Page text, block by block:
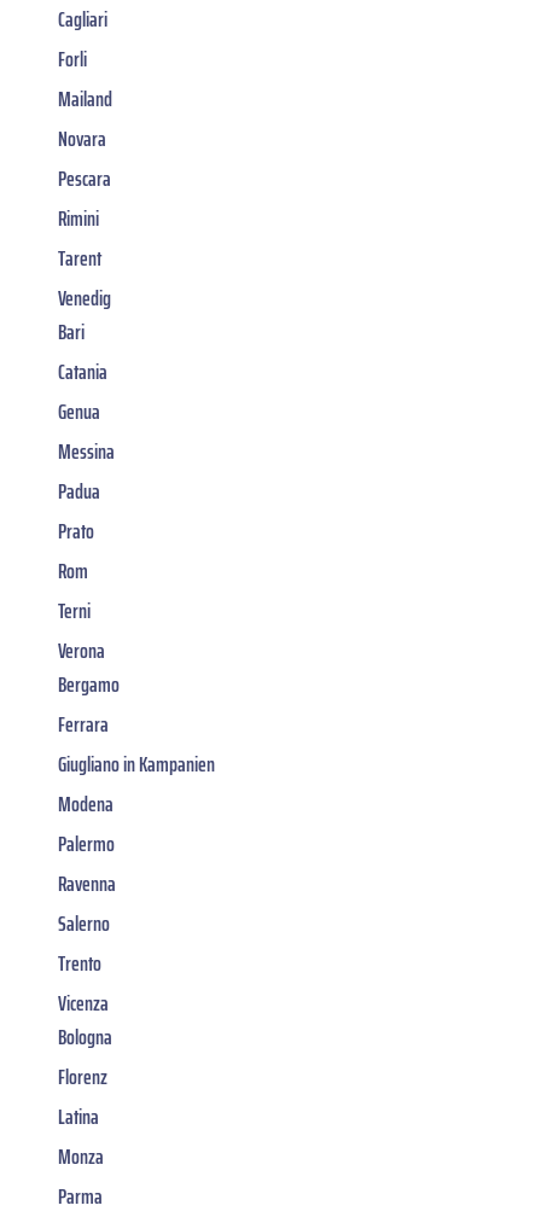
Cagliari
Forli
Mailand
Novara
Pescara
Rimini
Tarent
Venedig
Bari
Catania
Genua
Messina
Padua
Prato
Rom
Terni
Verona
Bergamo
Ferrara
Giugliano in Kampanien
Modena
Palermo
Ravenna
Salerno
Trento
Vicenza
Bologna
Florenz
Latina
Monza
Parma